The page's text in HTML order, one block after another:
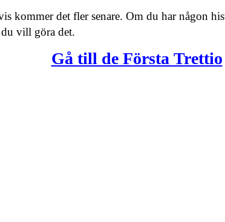
kommer det fler senare. Om du har någon
vill göra det.
Gå till de Första Trettio